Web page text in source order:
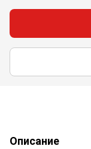
Описание